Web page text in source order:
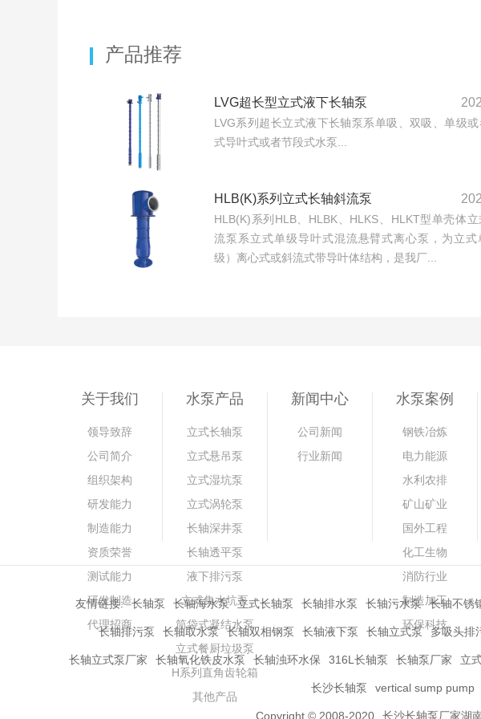
产品推荐
LVG超长型立式液下长轴泵
LVG系列超长立式液下长轴泵系单吸、双吸、单级
式导叶式或者节段式水泵...
HLB(K)系列立式长轴斜流泵
HLB(K)系列HLB、HLBK、HLKS、HLKT型单壳体
流泵系立式单级导叶式混流悬臂式离心泵，为立式
级）离心式或斜流式带导叶体结构，是我厂...
关于我们
领导致辞
公司简介
组织架构
研发能力
制造能力
资质荣誉
测试能力
研发制造
代理招商
水泵产品
立式长轴泵
立式悬吊泵
立式湿坑泵
立式涡轮泵
长轴深井泵
长轴透平泵
液下排污泵
立式集水坑泵
筒袋式凝结水泵
立式餐厨垃圾泵
H系列直角齿轮箱
其他产品
新闻中心
公司新闻
行业新闻
水泵案例
钢铁冶炼
电力能源
水利农排
矿山矿业
国外工程
化工生物
消防行业
制造加工
环保科技
友情链接: 长轴泵 长轴海水泵 立式长轴泵 长轴排水泵 长轴污水泵 长轴不锈
长轴排污泵 长轴取水泵 长轴双相钢泵 长轴液下泵 长轴立式泵 多吸头排
长轴立式泵厂家 长轴氧化铁皮水泵 长轴浊环水保 316L长轴泵 长轴泵厂家 立
长沙长轴泵 vertical sump pump
Copyright © 2008-2020 长沙长轴泵厂家湖